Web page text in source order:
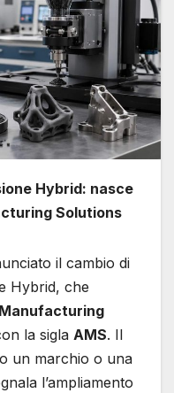
Hybrid: nasce
Solutions
il cambio di
Hybrid, che
la sigla AMS. Il
un marchio o una
l’ampliamento